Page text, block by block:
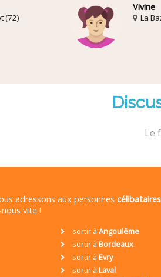
(72)
Vivine
La
Le
adressons aux personnes
vite !
sortir à Angoulême
sortir à Bordeaux
sortir à Evry
sortir à Laval